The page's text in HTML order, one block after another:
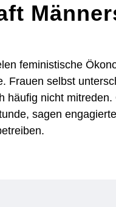
feministische
Frauen selbst
häufig nicht
sagen